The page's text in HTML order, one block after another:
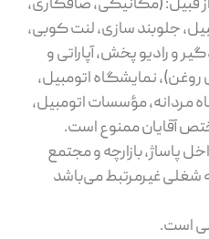
قبیل: (مکانیکی، صافکاری،
جلوبند سازی، لنت کوبی،
و رادیو پخش، آپاراتی و
نمایشگاه اتومبیل،
مردانه، مؤسسات اتومبیل،
آقایان ممنوع است.
پاساژ، بازارچه و مجتمع
غیرمرتبط می‌باشد
است.